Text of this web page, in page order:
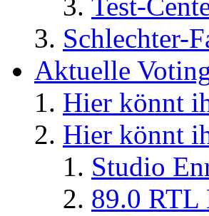
Schlechter-
Aktuelle
Hier könnt
Hier könnt
Studio
89.0 RTL